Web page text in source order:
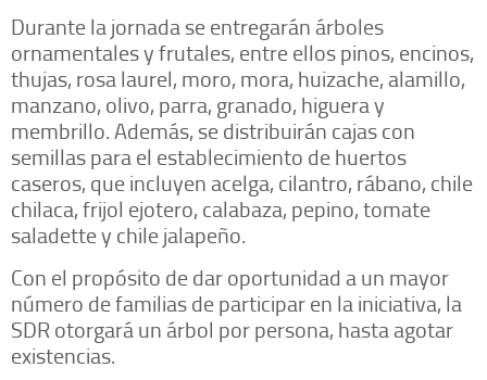
Durante la jornada se entregarán árboles
ornamentales y frutales, entre ellos pinos, encinos,
thujas, rosa laurel, moro, mora, huizache, alamillo,
manzano, olivo, parra, granado, higuera y
membrillo. Además, se distribuirán cajas con
semillas para el establecimiento de huertos
caseros, que incluyen acelga, cilantro, rábano, chile
chilaca, frijol ejotero, calabaza, pepino, tomate
saladette y chile jalapeño.
Con el propósito de dar oportunidad a un mayor
número de familias de participar en la iniciativa, la
SDR otorgará un árbol por persona, hasta agotar
existencias.